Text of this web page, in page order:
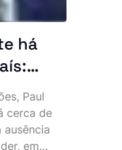
há
Paul
cerca de
ausência
em